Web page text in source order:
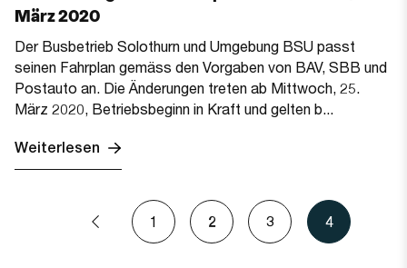
März 2020
Der Busbetrieb Solothurn und Umgebung BSU passt
seinen Fahrplan gemäss den Vorgaben von BAV, SBB und
Postauto an. Die Änderungen treten ab Mittwoch, 25.
März 2020, Betriebsbeginn in Kraft und gelten b...
Weiterlesen
Seitennummerierung
VorherigeSeite
1
Seite
2
Seite
3
Aktuelle
4